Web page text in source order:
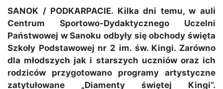
SANOK / PODKARPACIE. Kilka dni temu, w auli
Centrum Sportowo-Dydaktycznego Uczelni
Państwowej w Sanoku odbyły się obchody święta
Szkoły Podstawowej nr 2 im. św. Kingi. Zarówno
dla młodszych jak i starszych uczniów oraz ich
rodziców przygotowano programy artystyczne
zatytułowane „Diamenty świętej Kingi”.